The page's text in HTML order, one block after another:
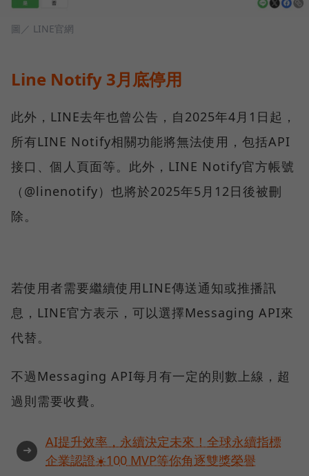
圖／ LINE官網
Line Notify 3月底停用
此外，LINE去年也曾公告，自2025年4月1日起，
所有LINE Notify相關功能將無法使用，包括API
接口、個人頁面等。此外，LINE Notify官方帳號
（@linenotify）也將於2025年5月12日後被刪
除。
若使用者需要繼續使用LINE傳送通知或推播訊
息，LINE官方表示，可以選擇Messaging API來
代替。
不過Messaging API每月有一定的則數上線，超
過則需要收費。
➜
AI提升效率，永續決定未來！全球永續指標
企業認證☀️100 MVP等你角逐雙獎榮譽